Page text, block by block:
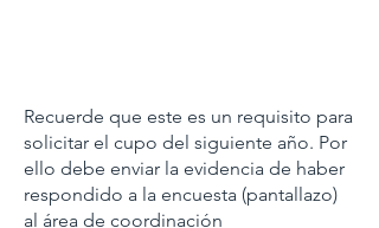
Recuerde que este es un requisito para
solicitar el cupo del siguiente año. Por
ello debe enviar la evidencia de haber
respondido a la encuesta (pantallazo)
al área de coordinación